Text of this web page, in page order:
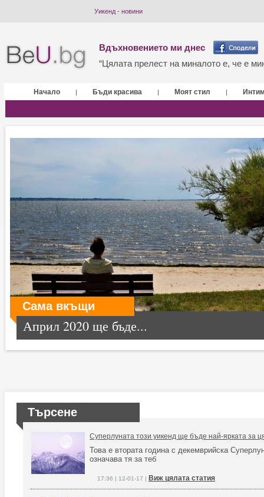
Уикенд - новини
Вдъхновението ми днес
“Цялата прелест на миналото е, че е
Начало | Бъди красива | Моят стил |
Сама вкъщи
Април 2020 ще бъде...
Търсене
Суперлуната този уикенд ще бъде най-ярката за
Това е втората година с декемврийска
означава тя за теб
17:36 | 12-01-17 | Виж цялата статия